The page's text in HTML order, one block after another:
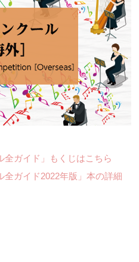
全ガイド」もくじはこちら
全ガイド2022年版」本の詳細